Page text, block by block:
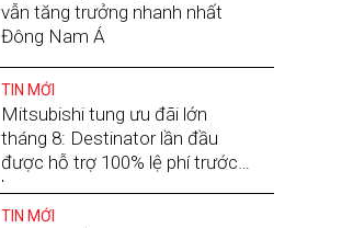
vẫn tăng trưởng nhanh nhất
Đông Nam Á
TIN MỚI
Mitsubishi tung ưu đãi lớn
tháng 8: Destinator lần đầu
được hỗ trợ 100% lệ phí trước
bạ
TIN MỚI